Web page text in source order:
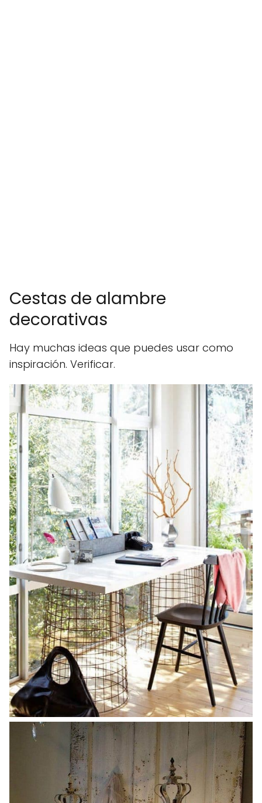
Cestas de alambre
decorativas
Hay muchas ideas que puedes usar como
inspiración. Verificar.